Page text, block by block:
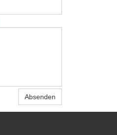
Absenden